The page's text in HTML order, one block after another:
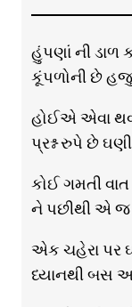
હુંપણાં ની ડાળ
કૂંપળોની છે
હોઈએ એવા
પ્રશ્ન રુપે છે
કોઈ ગમતી
ને પછીથી એ જ
એક ચહેરા પર
ધ્યાનથી બસ